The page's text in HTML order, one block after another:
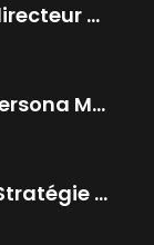
Combien gagne un directeur marketing ?
Comment Créer un Persona Marketing Efficace
Comment Faire une Stratégie Marketing Efficace